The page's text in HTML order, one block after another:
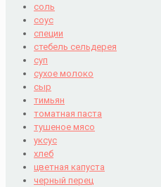
соль
соус
специи
стебель сельдерея
суп
сухое молоко
сыр
тимьян
томатная паста
тушеное мясо
уксус
хлеб
цветная капуста
черный перец